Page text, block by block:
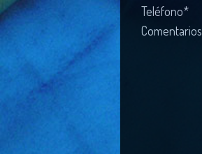
Teléfono*
Comentarios